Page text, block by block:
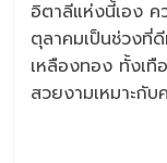
อิตาลีแห่งนี้เอง
ตุลาคมเป็นช่วงที่ดี
เหลืองทอง ทั้งเทื
สวยงามเหมาะกั